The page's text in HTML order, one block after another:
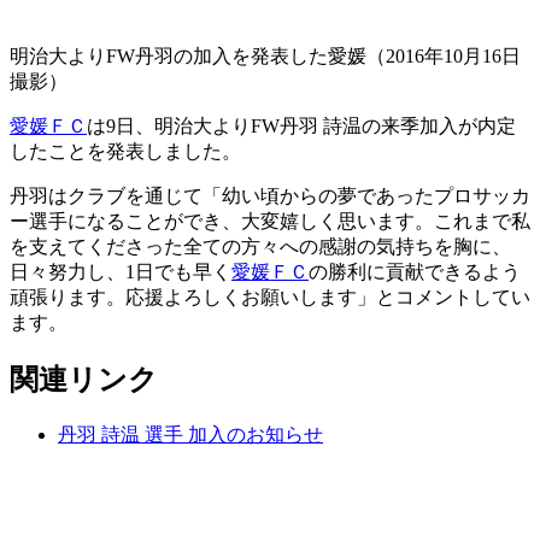
明治大よりFW丹羽の加入を発表した愛媛（2016年10月16日
撮影）
愛媛ＦＣ は9日、明治大よりFW丹羽 詩温の来季加入が内定
したことを発表しました。
丹羽はクラブを通じて「幼い頃からの夢であったプロサッカ
ー選手になることができ、大変嬉しく思います。これまで私
を支えてくださった全ての方々への感謝の気持ちを胸に、
日々努力し、1日でも早く 愛媛ＦＣ の勝利に貢献できるよう
頑張ります。応援よろしくお願いします」とコメントしてい
ます。
関連リンク
丹羽 詩温 選手 加入のお知らせ